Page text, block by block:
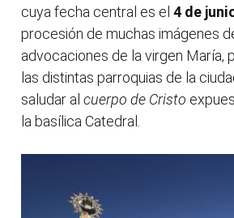
cuya fecha central es el 4 de
procesión de muchas imágenes
advocaciones de la virgen María,
las distintas parroquias de la
saludar al cuerpo de Cristo
la basílica Catedral.